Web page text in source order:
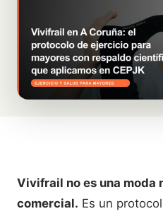
Vivifrail no es una moda
comercial. Es un